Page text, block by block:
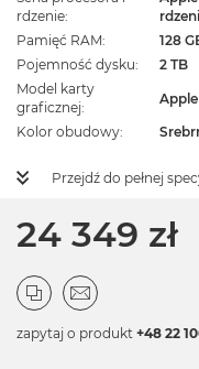
rdzenie
Pamięć RAM
128
Pojemność dysku
2 TB
Model karty
graficznej
Kolor obudowy
Przejdź do pełnej
24 349 zł
zapytaj o produkt +48 22